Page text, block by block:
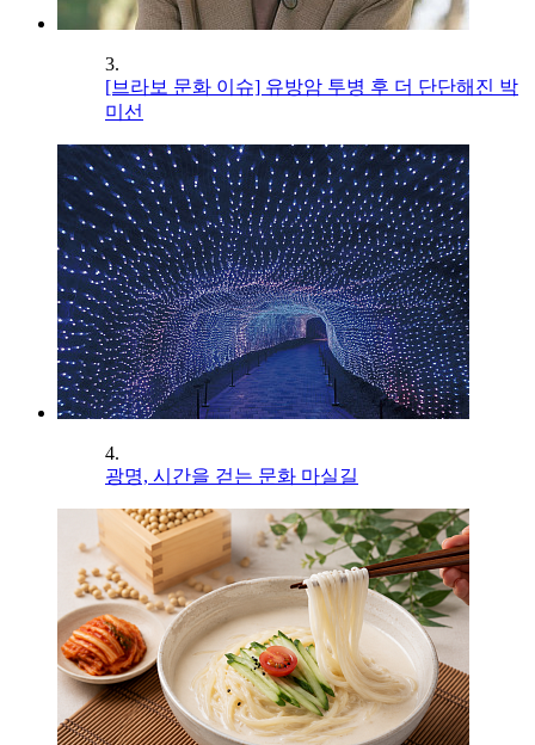
3.
[브라보 문화 이슈] 유방암 투병 후 더 단단해진 박
미선
4.
광명, 시간을 걷는 문화 마실길